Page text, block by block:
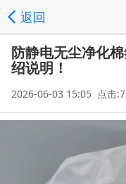
返回
防静电无尘净化
绍说明！
2026-06-03 15:05 点击